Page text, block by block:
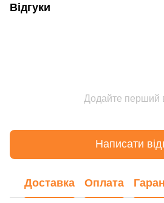
Відгуки
Додайте перший
Написати
Доставка Оплата